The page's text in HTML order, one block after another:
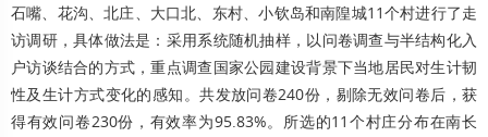
石嘴、花沟、北庄、大口北、东村、小钦岛和南隍城11个村进行了走
访调研，具体做法是：采用系统随机抽样，以问卷调查与半结构化入
户访谈结合的方式，重点调查国家公园建设背景下当地居民对生计韧
性及生计方式变化的感知。共发放问卷240份，剔除无效问卷后，获
得有效问卷230份，有效率为95.83%。所选的11个村庄分布在南长